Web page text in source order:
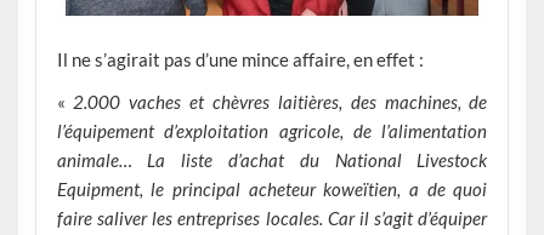
Il ne s’agirait pas d’une mince affaire, en effet :
« 2.000 vaches et chèvres laitières, des machines, de
l’équipement d’exploitation agricole, de l’alimentation
animale… La liste d’achat du National Livestock
Equipment, le principal acheteur koweïtien, a de quoi
faire saliver les entreprises locales. Car il s’agit d’équiper